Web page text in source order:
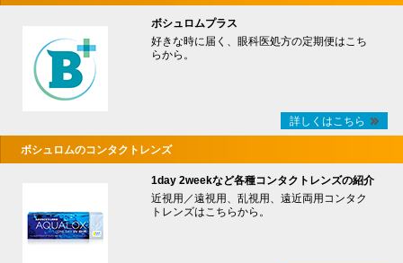
ボシュロムプラス
好きな時に届く、眼科医処方の定期便はこち
らから。
詳しくはこちら
ボシュロムのコンタクトレンズ
1day 2weekなど各種コンタクトレンズの紹介
近視用／遠視用、乱視用、遠近両用コンタク
トレンズはこちらから。